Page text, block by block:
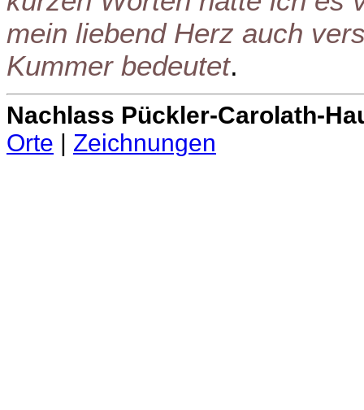
mein liebend Herz auch
Kummer bedeutet.
Nachlass Pückler-Carolath-
Orte | Zeichnungen